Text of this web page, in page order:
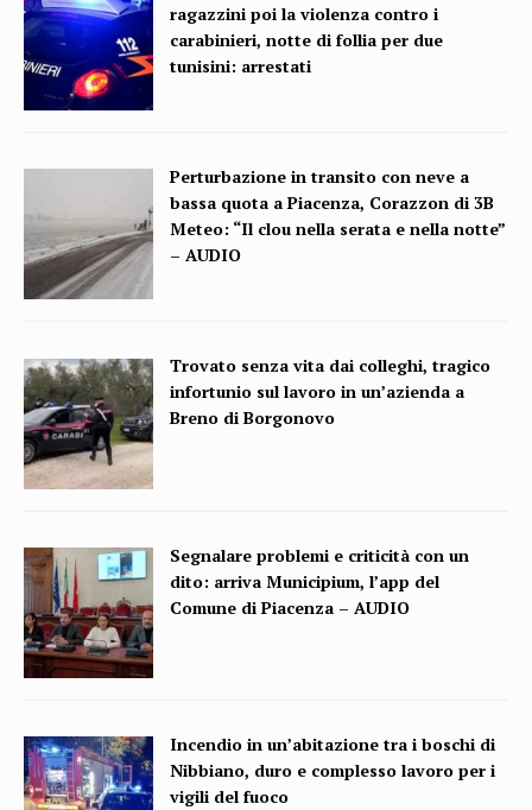
ragazzini poi la violenza contro i
carabinieri, notte di follia per due
tunisini: arrestati
Perturbazione in transito con neve a
bassa quota a Piacenza, Corazzon di 3B
Meteo: “Il clou nella serata e nella notte”
– AUDIO
Trovato senza vita dai colleghi, tragico
infortunio sul lavoro in un’azienda a
Breno di Borgonovo
Segnalare problemi e criticità con un
dito: arriva Municipium, l’app del
Comune di Piacenza – AUDIO
Incendio in un’abitazione tra i boschi di
Nibbiano, duro e complesso lavoro per i
vigili del fuoco